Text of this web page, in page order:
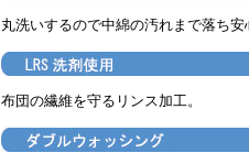
丸洗いするので中綿の汚れまで落ち安
布団の繊維を守るリンス加工。